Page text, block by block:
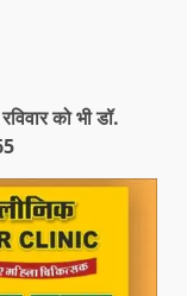
को भी डॉ.